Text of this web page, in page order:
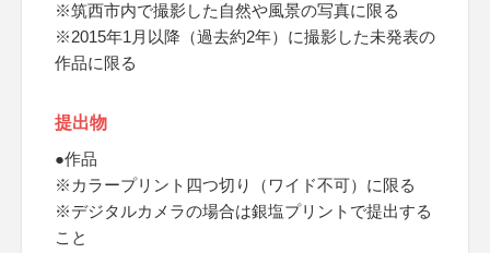
※筑西市内で撮影した自然や風景の写真に限る
※2015年1月以降（過去約2年）に撮影した未発表の
作品に限る
提出物
●作品
※カラープリント四つ切り（ワイド不可）に限る
※デジタルカメラの場合は銀塩プリントで提出する
こと